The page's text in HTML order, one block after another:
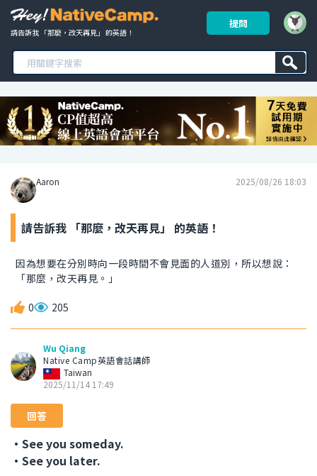
請告訴我 「那麼，改天再見」 的英語！
提問
Aaron 2025/08/26 18:03
請告訴我 「那麼，改天再見」 的英語！
因為想要在分別時向一段時間不會見面的人道別，所以想說：
「那麼，改天再見。」
0 205
Wu Qiang
Native Camp英語會話講師
Taiwan
2025/11/14 17:49
回答
・See you someday.
・See you later.